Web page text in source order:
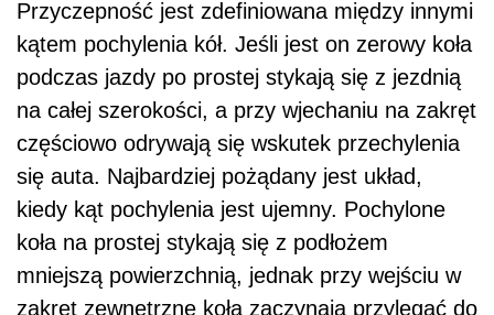
Przyczepność jest zdefiniowana między innymi
kątem pochylenia kół. Jeśli jest on zerowy koła
podczas jazdy po prostej stykają się z jezdnią
na całej szerokości, a przy wjechaniu na zakręt
częściowo odrywają się wskutek przechylenia
się auta. Najbardziej pożądany jest układ,
kiedy kąt pochylenia jest ujemny. Pochylone
koła na prostej stykają się z podłożem
mniejszą powierzchnią, jednak przy wejściu w
zakręt zewnętrzne koła zaczynają przylegać do